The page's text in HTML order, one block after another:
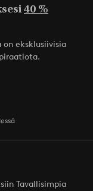
40 %
eksklusiivisia
Tavallisimpia